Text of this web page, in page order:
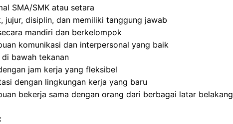
SMA/SMK atau setara
jujur, disiplin, dan memiliki tanggung jawab
mandiri dan berkelompok
komunikasi dan interpersonal yang baik
bawah tekanan
jam kerja yang fleksibel
dengan lingkungan kerja yang baru
bekerja sama dengan orang dari berbagai latar belakang